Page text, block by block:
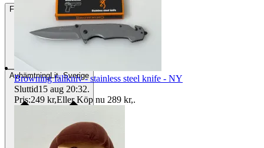
Frakt Från 64 kr
AvhämtningLit, Sverige
Browning fällkniv - stainless steel knife - NY
Sluttid15 aug 20:32.
Pris:249 kr,Eller Köp nu 289 kr,.